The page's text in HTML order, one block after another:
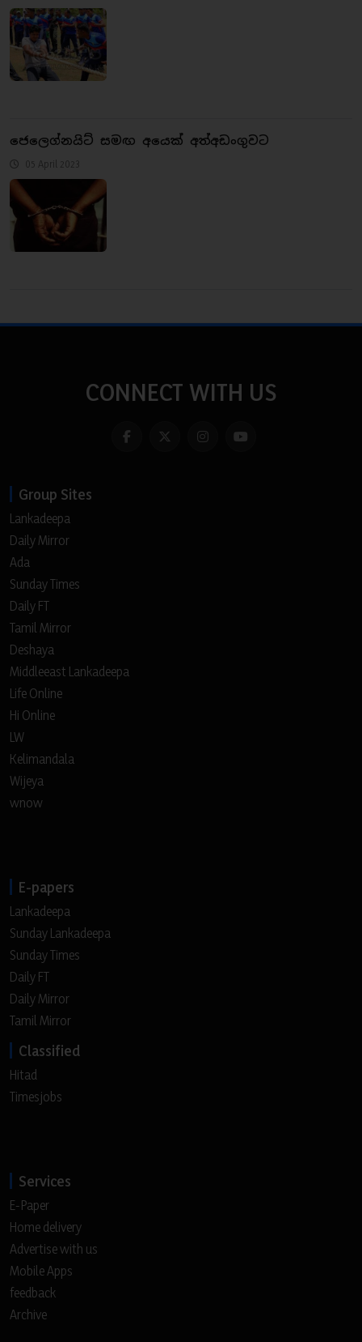
ජෙලෙග්නයිට් සමඟ අයෙක් අත්අඩංගුවට
05 April 2023
CONNECT WITH US
Group Sites
Lankadeepa
Daily Mirror
Ada
Sunday Times
Daily FT
Tamil Mirror
Deshaya
Middleeast Lankadeepa
Life Online
Hi Online
LW
Kelimandala
Wijeya
wnow
E-papers
Lankadeepa
Sunday Lankadeepa
Sunday Times
Daily FT
Daily Mirror
Tamil Mirror
Classified
Hitad
Timesjobs
Services
E-Paper
Home delivery
Advertise with us
Mobile Apps
feedback
Archive